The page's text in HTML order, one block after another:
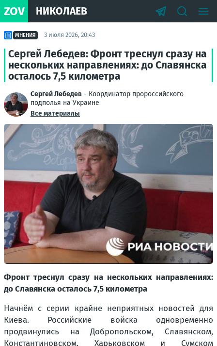
ZOV НИКОЛАЕВ
МНЕНИЯ 3 июля 2026, 20:43
Сергей Лебедев: Фронт треснул сразу на
нескольких направлениях: до Славянска
осталось 7,5 километра
Сергей Лебедев - Координатор пророссийского
подполья на Украине
Все материалы
Фронт треснул сразу на нескольких направлениях:
до Славянска осталось 7,5 километра
Начнём с серии крайне неприятных новостей для
Киева. Российские войска одновременно
продвинулись на Добропольском, Славянском,
Константиновском, Харьковском и Сумском